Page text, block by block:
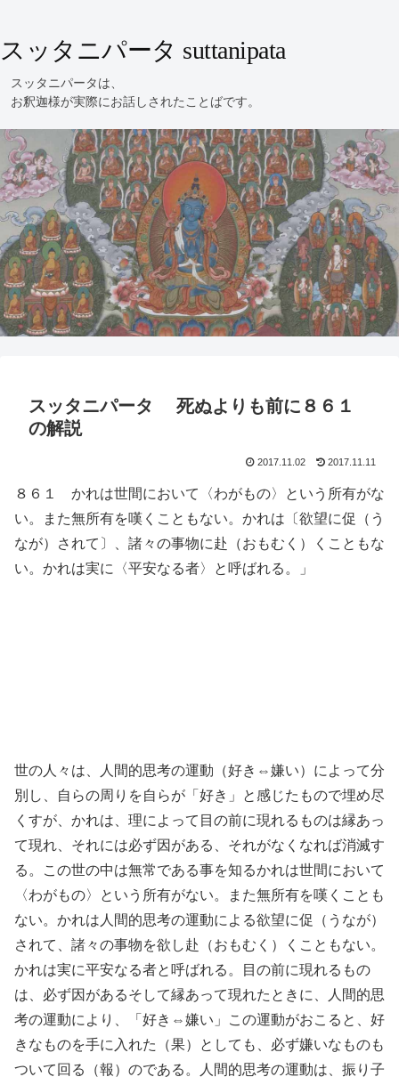
スッタニパータ suttanipata
スッタニパータ 死ぬよりも前に８６１
の解説
2017.11.02 2017.11.11
８６１ かれは世間において〈わがもの〉という所有がな
い。また無所有を嘆くこともない。かれは〔欲望に促（う
なが）されて〕、諸々の事物に赴（おもむく）くこともな
い。かれは実に〈平安なる者〉と呼ばれる。」
世の人々は、人間的思考の運動（好き⇔嫌い）によって分
別し、自らの周りを自らが「好き」と感じたもので埋め尽
くすが、かれは、理によって目の前に現れるものは縁あっ
て現れ、それには必ず因がある、それがなくなれば消滅す
る。この世の中は無常である事を知るかれは世間において
〈わがもの〉という所有がない。また無所有を嘆くことも
ない。かれは人間的思考の運動による欲望に促（うなが）
されて、諸々の事物を欲し赴（おもむく）くこともない。
かれは実に平安なる者と呼ばれる。目の前に現れるもの
は、必ず因があるそして縁あって現れたときに、人間的思
考の運動により、「好き⇔嫌い」この運動がおこると、好
きなものを手に入れた（果）としても、必ず嫌いなものも
ついて回る（報）のである。人間的思考の運動は、振り子